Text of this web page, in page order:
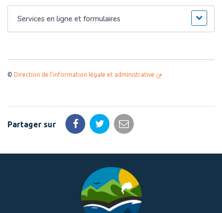
Services en ligne et formulaires
© Direction de l'information légale et administrative
Partager sur
PartagerPartagerPartager